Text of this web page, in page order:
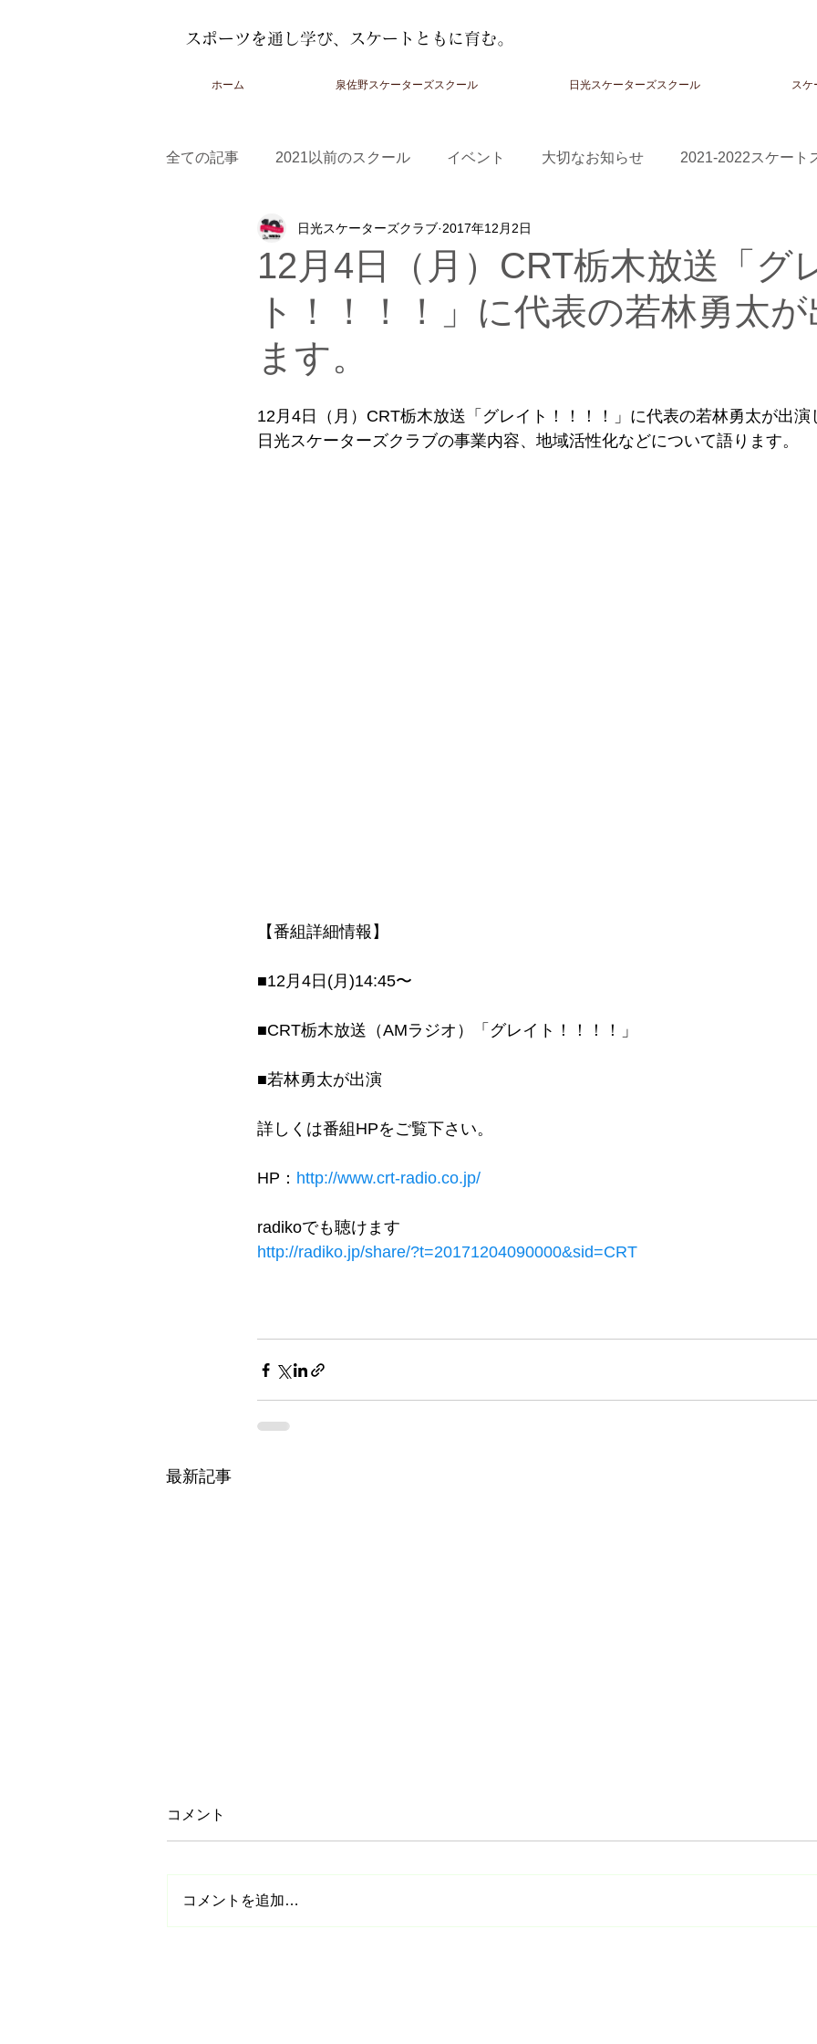
スポーツを通し学び、スケートともに育む。
ホーム 泉佐野スケーターズスクール 日光スケーターズスクール スケ
全ての記事 2021以前のスクール イベント 大切なお知らせ 2021-2022スケート
2022-2023スクール 2023-2024スクール
12月4日（月）CRT栃木放送「グ
ト！！！！」に代表の若林勇太
ます。
日光スケーターズクラブ 2017年12月2日
12月4日（月）CRT栃木放送「グレイト！！！！」に代表の若林勇太が出演
日光スケーターズクラブの事業内容、地域活性化などについて語ります。
【番組詳細情報】
■12月4日(月)14:45〜
■CRT栃木放送（AMラジオ）「グレイト！！！！」
■若林勇太が出演
詳しくは番組HPをご覧下さい。
HP： http://www.crt-radio.co.jp/
radikoでも聴けます
http://radiko.jp/share/?t=20171204090000&sid=CRT
最新記事
本日雪の影響によるスクール中止
ケートセンター(屋外)の今季最後
コメント
コメントを追加…